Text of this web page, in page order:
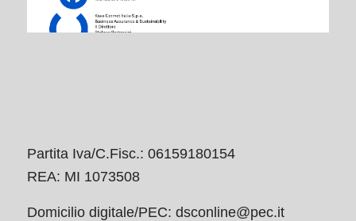
Partita Iva/C.Fisc.: 06159180154
REA: MI 1073508
Domicilio digitale/PEC: dsconline@pec.it